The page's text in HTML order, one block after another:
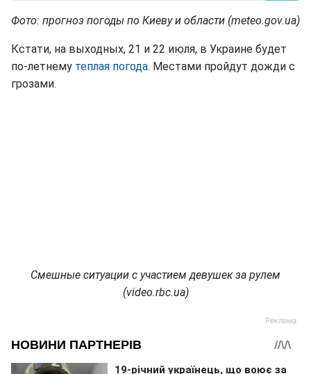
Фото: прогноз погоды по Киеву и области (meteo.gov.ua)
Кстати, на выходных, 21 и 22 июля, в Украине будет
по-летнему теплая погода. Местами пройдут дожди с
грозами.
Смешные ситуации с участием девушек за рулем
(video.rbc.ua)